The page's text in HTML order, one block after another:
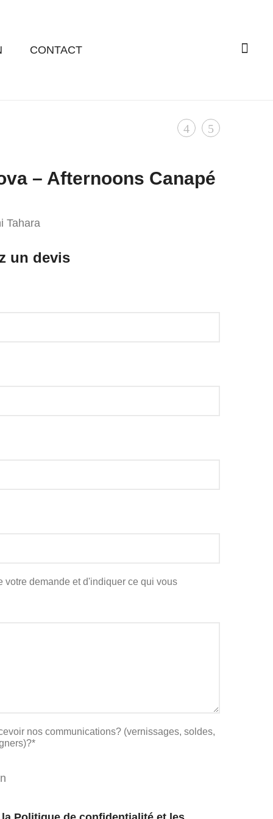
CONTACT
Product
De
Helium
De
Afternoons
– Afternoons Canapé
Tahara
un devis
votre demande et d'indiquer ce qui vous
nos communications? (vernissages, soldes,